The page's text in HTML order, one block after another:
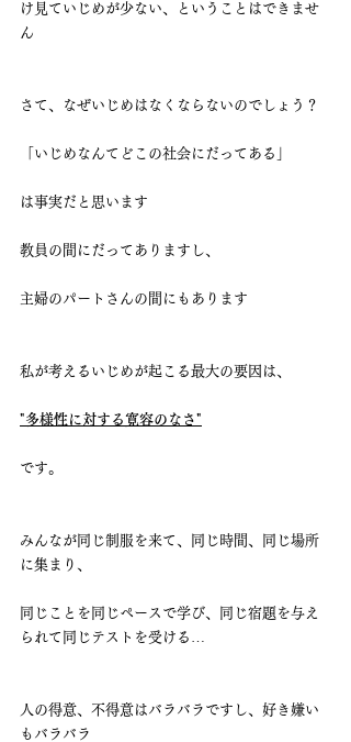
け見ていじめが少ない、ということはできませ
ん
さて、なぜいじめはなくならないのでしょう？
「いじめなんてどこの社会にだってある」
は事実だと思います
教員の間にだってありますし、
主婦のパートさんの間にもあります
私が考えるいじめが起こる最大の要因は、
"多様性に対する寛容のなさ"
です。
みんなが同じ制服を来て、同じ時間、同じ場所
に集まり、
同じことを同じペースで学び、同じ宿題を与え
られて同じテストを受ける…
人の得意、不得意はバラバラですし、好き嫌い
もバラバラ